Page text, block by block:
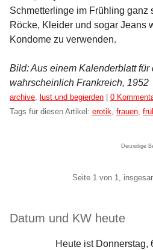
Schmetterlinge im Frühling ganz
Röcke, Kleider und sogar Jeans
Kondome zu verwenden.
Bild: Aus einem Kalenderblatt für
wahrscheinlich Frankreich, 1952
Kategorien:
archive, lust und begierden
0
Tags für diesen Artikel: erotik, frauen,
Derzeitige
Seite 1 von 1,
Seitenleiste
Datum und KW heute
Heute ist Donnerstag,